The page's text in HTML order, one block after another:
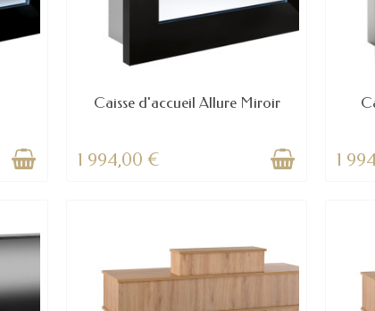
Caisse d'accueil Allure Miroir
1 994,00 € 1